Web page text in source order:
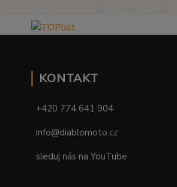
KONTAKT
+420 774 641 904
info@diablomoto.cz
sleduj nás na YouTube